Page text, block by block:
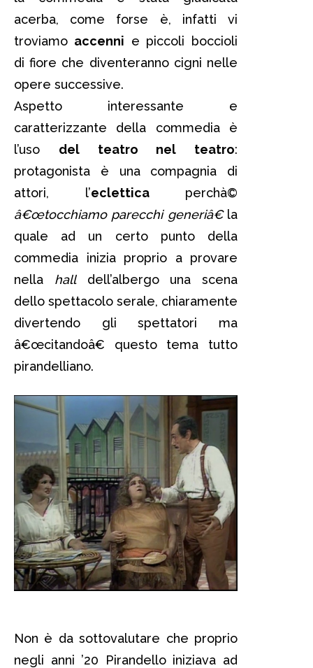
acerba, come forse è, infatti vi
troviamo accenni e piccoli boccioli
di fiore che diventeranno cigni nelle
opere successive.
Aspetto interessante e
caratterizzante della commedia è
l’uso del teatro nel teatro:
protagonista è una compagnia di
attori, l’ecletticaperchà©
â€œtocchiamo parecchi generiâ€la
quale ad un certo punto della
commedia inizia proprio a provare
nella halldell’albergo una scena
dello spettacolo serale, chiaramente
divertendo gli spettatori ma
â€œcitandoâ€ questo tema tutto
pirandelliano.
Non è da sottovalutare che proprio
negli anni ’20 Pirandello iniziava ad